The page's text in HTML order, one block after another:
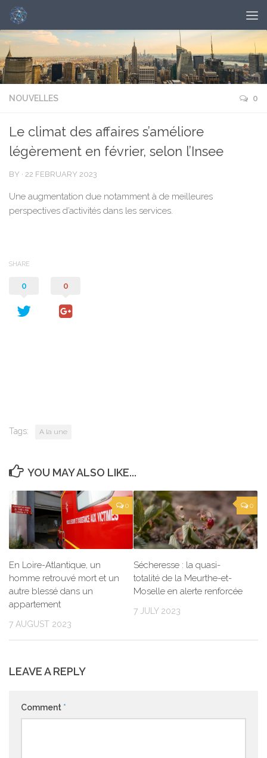
NOUVELLES 0
Le climat des affaires s’améliore
légèrement en février, selon l’Insee
BY · 22 FEBRUARY 2023
Une augmentation due notamment à de meilleures
perspectives d’activités dans les services.
SHARE
0 0
Tags: A la une
YOU MAY ALSO LIKE...
0
En Loire-Atlantique, un
homme retrouvé mort et un
autre blessé dans un
appartement
7 AUGUST 2023
0
Sécheresse : la quasi-
totalité de la Meurthe-et-
Moselle en alerte renforcée
7 JULY 2023
LEAVE A REPLY
Comment *